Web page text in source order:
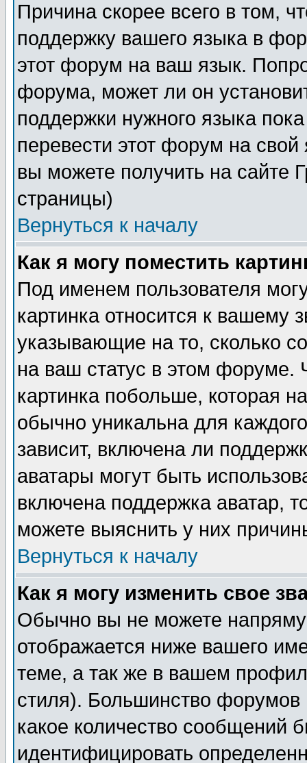
Причина скорее всего в том,
поддержку вашего языка в
этот форум на ваш язык.
форума, может ли он
поддержки нужного языка
перевести этот форум на
вы можете получить на сайте
страницы)
Вернуться к началу
Как я могу поместить
Под именем пользователя
картинка относится к вашему
указывающие на то, сколько
на ваш статус в этом форуме.
картинка побольше, которая
обычно уникальна для
зависит, включена ли
аватары могут быть
включена поддержка аватар,
можете выяснить у них
Вернуться к началу
Как я могу изменить свое
Обычно вы не можете
отображается ниже вашего
теме, а так же в вашем
стиля). Большинство форумов
какое количество сообщений
идентифицировать